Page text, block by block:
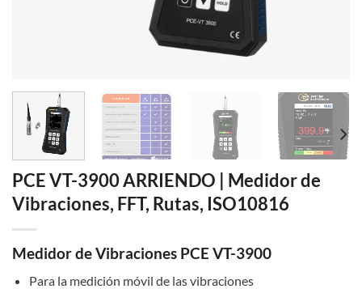
PCE VT-3900 ARRIENDO | Medidor de
Vibraciones, FFT, Rutas, ISO10816
Medidor de Vibraciones PCE VT-3900
Para la medición móvil de las vibraciones